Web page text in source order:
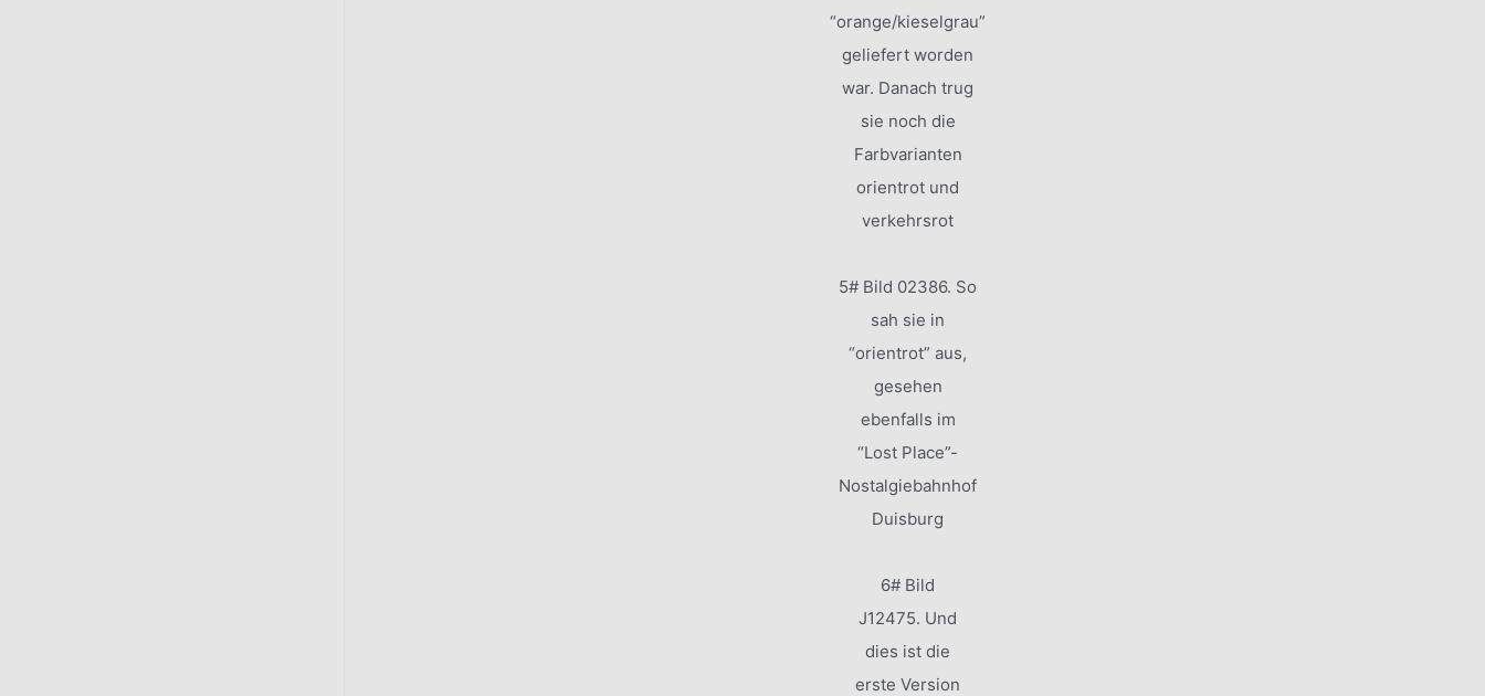
“orange/kieselgrau”
geliefert worden
war. Danach trug
sie noch die
Farbvarianten
orientrot und
verkehrsrot
5# Bild 02386. So
sah sie in
“orientrot” aus,
gesehen
ebenfalls im
“Lost Place”-
Nostalgiebahnhof
Duisburg
6# Bild
J12475. Und
dies ist die
erste Version